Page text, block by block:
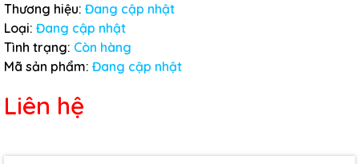
Thương hiệu: Đang cập nhật
Loại: Đang cập nhật
Tình trạng: Còn hàng
Mã sản phẩm: Đang cập nhật
Liên hệ